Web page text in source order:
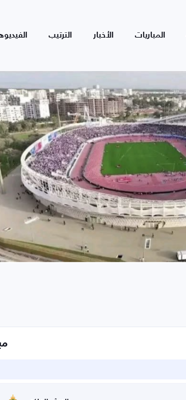
المباريات الأخبار الترتيب